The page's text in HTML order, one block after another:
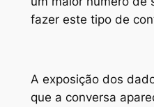
fazer este tipo de
A exposição dos
que a conversa